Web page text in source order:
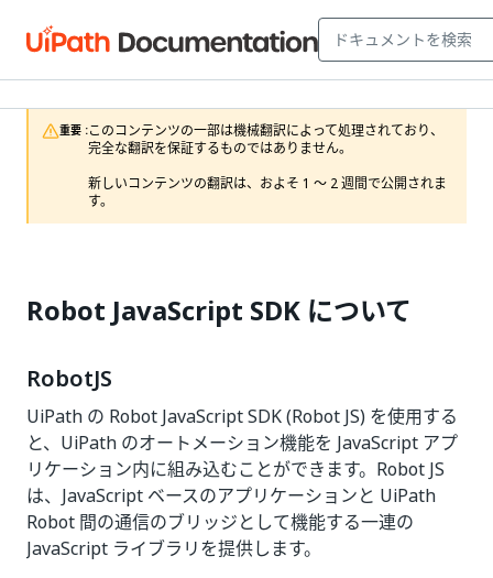
重要 :このコンテンツの一部は機械翻訳によって処理されており、
完全な翻訳を保証するものではありません。
新しいコンテンツの翻訳は、およそ 1 ～ 2 週間で公開されま
す。
Robot JavaScript SDK について
RobotJS
UiPath の Robot JavaScript SDK (Robot JS) を使用する
と、UiPath のオートメーション機能を JavaScript アプ
リケーション内に組み込むことができます。Robot JS
は、JavaScript ベースのアプリケーションと UiPath
Robot 間の通信のブリッジとして機能する一連の
JavaScript ライブラリを提供します。